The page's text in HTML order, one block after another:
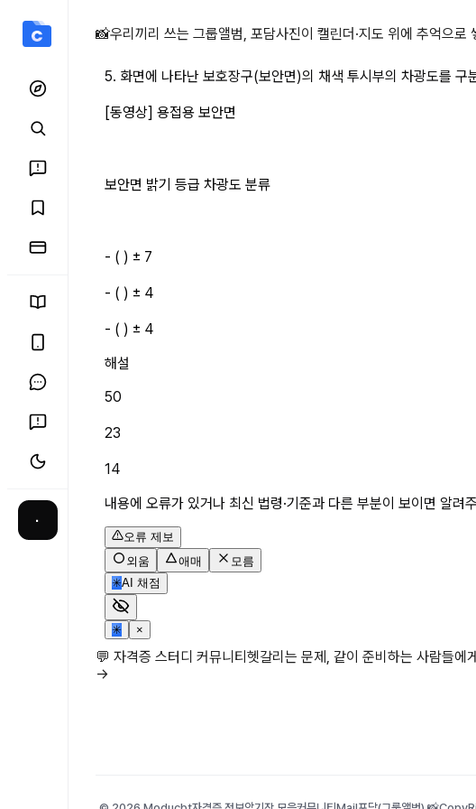
·
5. 화면에 나타난 보호장구(보안
📸우리끼리 쓰는 그룹앨범, 포담사진이 캘린더·지도 위에 추억으로
5. 화면에 나타난 보호장구(보안면)의 채색 투시부의 차광도를
[동영상] 용접용 보안면
보안면 밝기 등급 차광도 분류
- ( ) ± 7
- ( ) ± 4
- ( ) ± 4
해설
50
23
14
내용에 오류가 있거나 최신 법령·기준과 다른 부분이 보이면 알려
오류 제보
외움
애매
모름
✳AI 채점
✳ ×
💬 자격증 스터디 커뮤니티헷갈리는 문제, 같이 준비하는 사람들에
→